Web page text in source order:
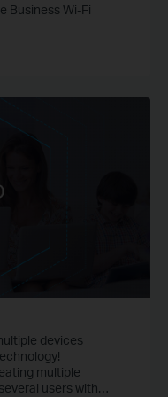
Business Wi-Fi
devices
multiple
users with